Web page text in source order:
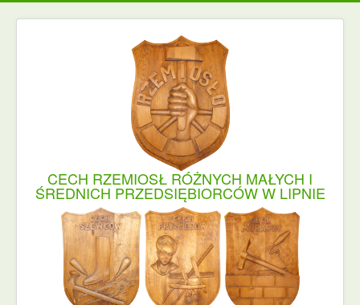
CECH RZEMIOSŁ RÓŻNYCH MAŁYCH I
ŚREDNICH PRZEDSIĘBIORCÓW W LIPNIE